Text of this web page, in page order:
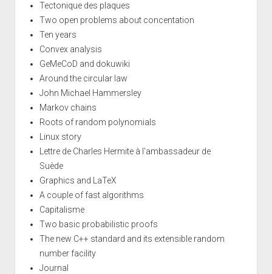
Tectonique des plaques
Two open problems about concentation
Ten years
Convex analysis
GeMeCoD and dokuwiki
Around the circular law
John Michael Hammersley
Markov chains
Roots of random polynomials
Linux story
Lettre de Charles Hermite à l'ambassadeur de
Suède
Graphics and LaTeX
A couple of fast algorithms
Capitalisme
Two basic probabilistic proofs
The new C++ standard and its extensible random
number facility
Journal